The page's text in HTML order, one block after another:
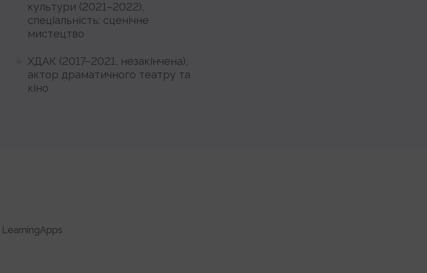
культури (2021–2022),
спеціальність: сценічне
мистецтво
ХДАК (2017–2021, незакінчена),
актор драматичного театру та
кіно